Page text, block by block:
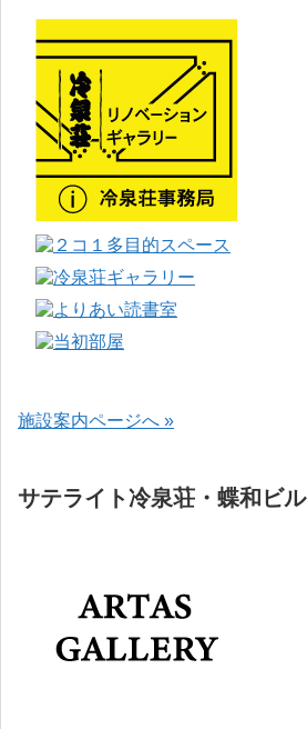
施設案内ページへ »
サテライト冷泉荘・蝶和ビル